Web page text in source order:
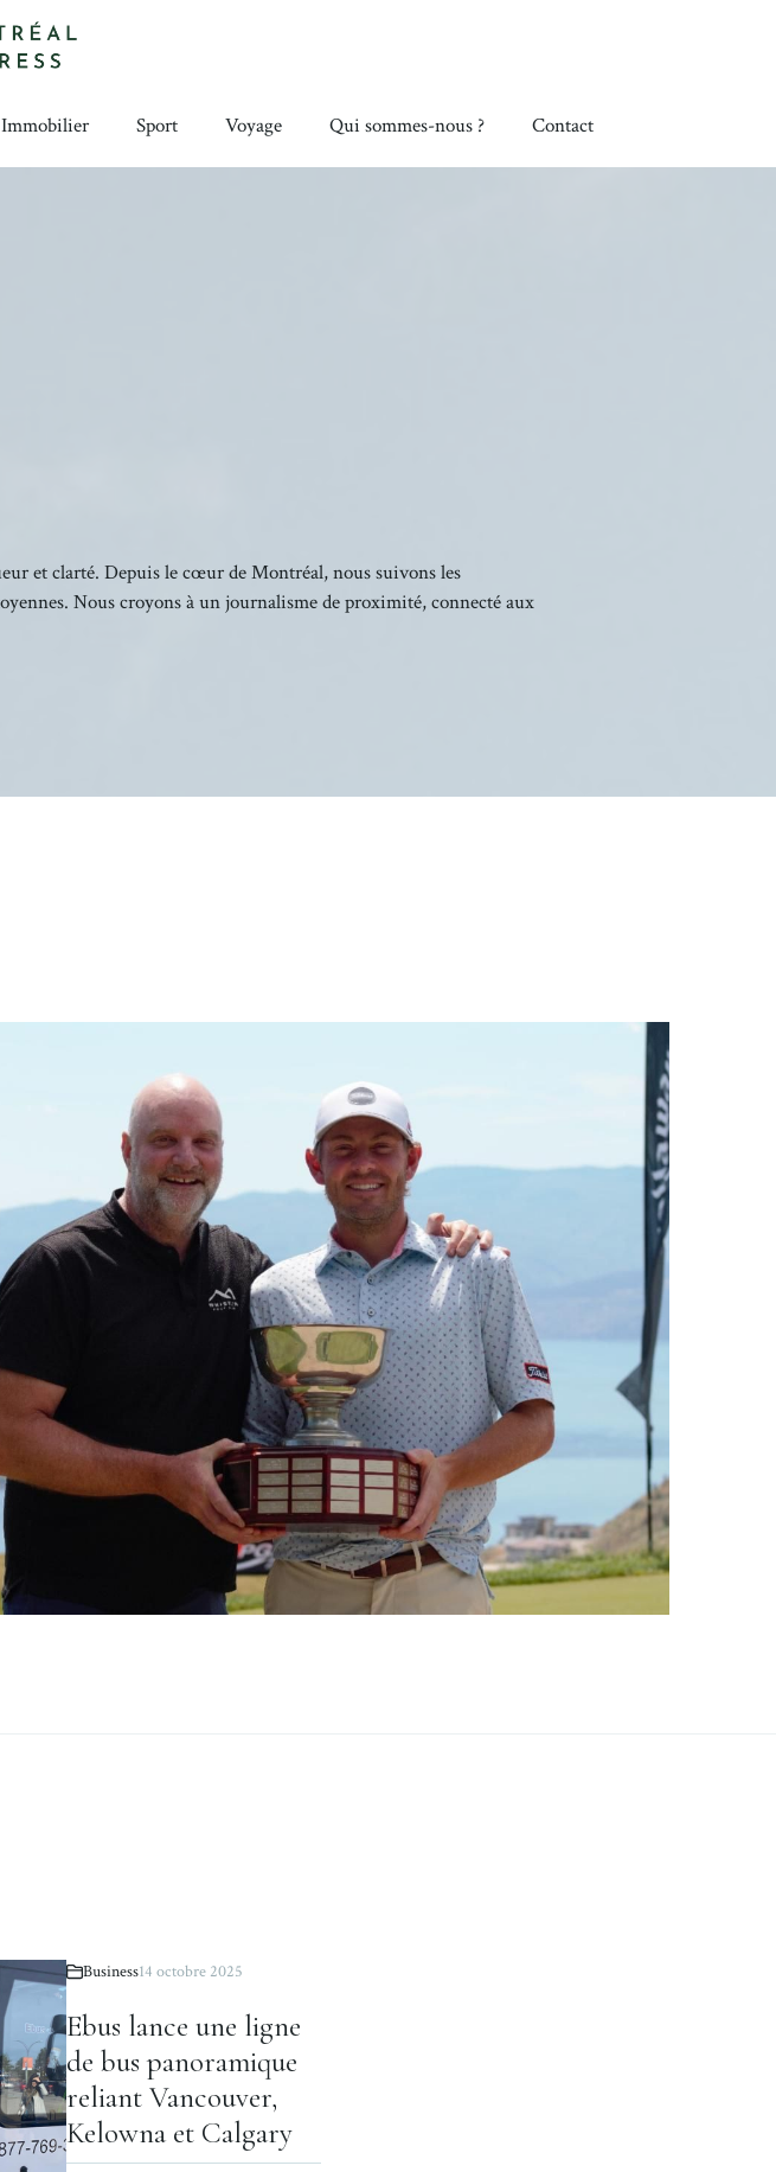
Immobilier Sport Voyage Qui sommes-nous ? Contact
et clarté. Depuis le cœur de Montréal, nous suivons les
Nous croyons à un journalisme de proximité, connecté aux
Business14 octobre 2025
Ebus lance une ligne
de bus panoramique
reliant Vancouver,
Kelowna et Calgary